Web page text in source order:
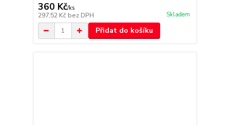
360 Kč/ks
297,52 Kč bez DPH Skladem
Přidat do košíku